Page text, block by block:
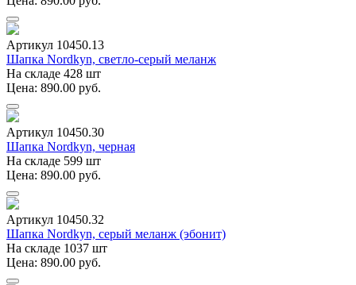
Артикул 10450.13
Шапка Nordkyn, светло-серый меланж
На складе 428 шт
Цена: 890.00 руб.
Артикул 10450.30
Шапка Nordkyn, черная
На складе 599 шт
Цена: 890.00 руб.
Артикул 10450.32
Шапка Nordkyn, серый меланж (эбонит)
На складе 1037 шт
Цена: 890.00 руб.